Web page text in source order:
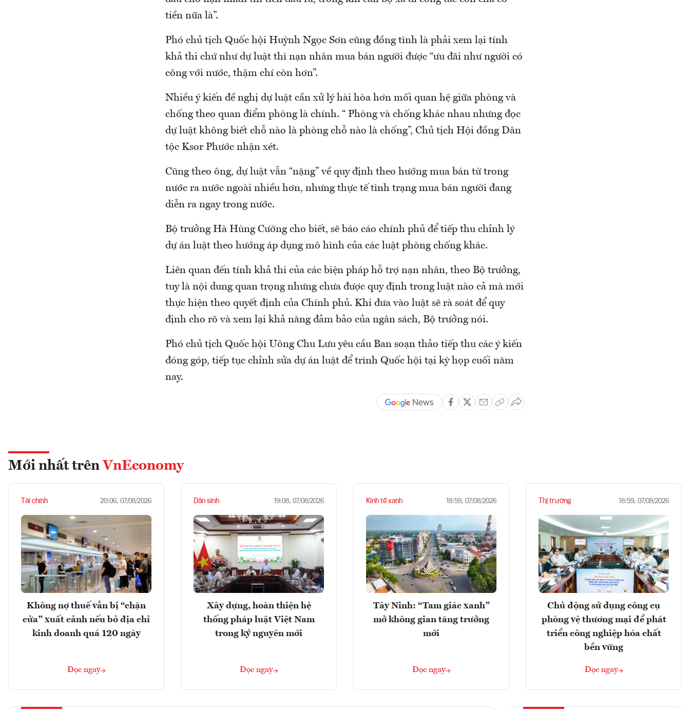
tiền nữa là”.
Phó chủ tịch Quốc hội Huỳnh Ngọc Sơn cũng đồng tình là phải xem lại tính
khả thi chứ như dự luật thì nạn nhân mua bán người được “ưu đãi như người có
công với nước, thậm chí còn hơn”.
Nhiều ý kiến đề nghị dự luật cần xử lý hài hòa hơn mối quan hệ giữa phòng và
chống theo quan điểm phòng là chính. “ Phòng và chống khác nhau nhưng đọc
dự luật không biết chỗ nào là phòng chỗ nào là chống”, Chủ tịch Hội đồng Dân
tộc Ksor Phước nhận xét.
Cũng theo ông, dự luật vẫn “nặng” về quy định theo hướng mua bán từ trong
nước ra nước ngoài nhiều hơn, nhưng thực tế tình trạng mua bán người đang
diễn ra ngay trong nước.
Bộ trưởng Hà Hùng Cường cho biết, sẽ báo cáo chính phủ để tiếp thu chỉnh lý
dự án luật theo hướng áp dụng mô hình của các luật phòng chống khác.
Liên quan đến tính khả thi của các biện pháp hỗ trợ nạn nhân, theo Bộ trưởng,
tuy là nội dung quan trọng nhưng chưa được quy định trong luật nào cả mà mới
thực hiện theo quyết định của Chính phủ. Khi đưa vào luật sẽ rà soát để quy
định cho rõ và xem lại khả năng đảm bảo của ngân sách, Bộ trưởng nói.
Phó chủ tịch Quốc hội Uông Chu Lưu yêu cầu Ban soạn thảo tiếp thu các ý kiến
đóng góp, tiếp tục chỉnh sửa dự án luật để trình Quốc hội tại kỳ họp cuối năm
nay.
Mới nhất trên VnEconomy
Tài chính 20:06, 07/08/2026
Không nợ thuế vẫn bị “chặn
cửa” xuất cảnh nếu bỏ địa chỉ
kinh doanh quá 120 ngày
Đọc ngay
Dân sinh 19:08, 07/08/2026
Xây dựng, hoàn thiện hệ
thống pháp luật Việt Nam
trong kỷ nguyên mới
Đọc ngay
Kinh tế xanh 18:59, 07/08/2026
Tây Ninh: “Tam giác xanh”
mở không gian tăng trưởng
mới
Đọc ngay
Thị trường 18:59, 07/08/2026
Chủ động sử dụng công cụ
phòng vệ thương mại để phát
triển công nghiệp hóa chất
bền vững
Đọc ngay